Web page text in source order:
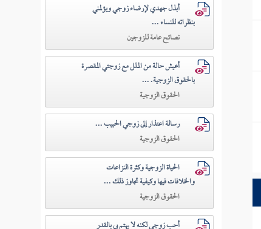
أبذل جهدي لإرضاء زوجي ويؤلمني
بنظراته للنساء ...
نصائح عامة للزوجين
أعيش حالة من الملل مع زوجتي المقصرة
بالحقوق الزوجية. ...
الحقوق الزوجية
رسالة اعتذار إلى زوجي الحبيب ...
الحقوق الزوجية
الحياة الزوجية وكثرة النزاعات
والخلافات فيها وكيفية تجاوز ذلك ...
الحقوق الزوجية
أحب زوجي لكنه لا يهتم بي بالقدر